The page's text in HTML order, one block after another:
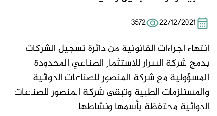
22/12/2021
3572
انتهاء اجراءات القانونية من دائرة تسجيل الشركات
بدمج شركة السرار للاستثمار الصناعي المحدودة
المسؤولية مع شركة المنصور للصناعات الدوائية
والمستلزمات الطبية وتبقى شركة المنصور للصناعات
الدوائية محتفظة بأسمها ونشاطها